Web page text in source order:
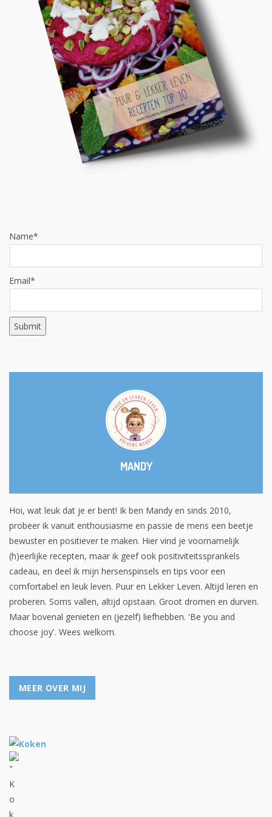
Name*
Email*
MANDY
Hoi, wat leuk dat je er bent! Ik ben Mandy en sinds 2010,
probeer ik vanuit enthousiasme en passie de mens een beetje
bewuster en positiever te maken. Hier vind je voornamelijk
(h)eerlijke recepten, maar ik geef ook positiviteitssprankels
cadeau, en deel ik mijn hersenspinsels en tips voor een
comfortabel en leuk leven. Puur en Lekker Leven. Altijd leren en
proberen. Soms vallen, altijd opstaan. Groot dromen en durven.
Maar bovenal genieten en (jezelf) liefhebben. 'Be you and
choose joy'. Wees welkom.
MEER OVER MIJ